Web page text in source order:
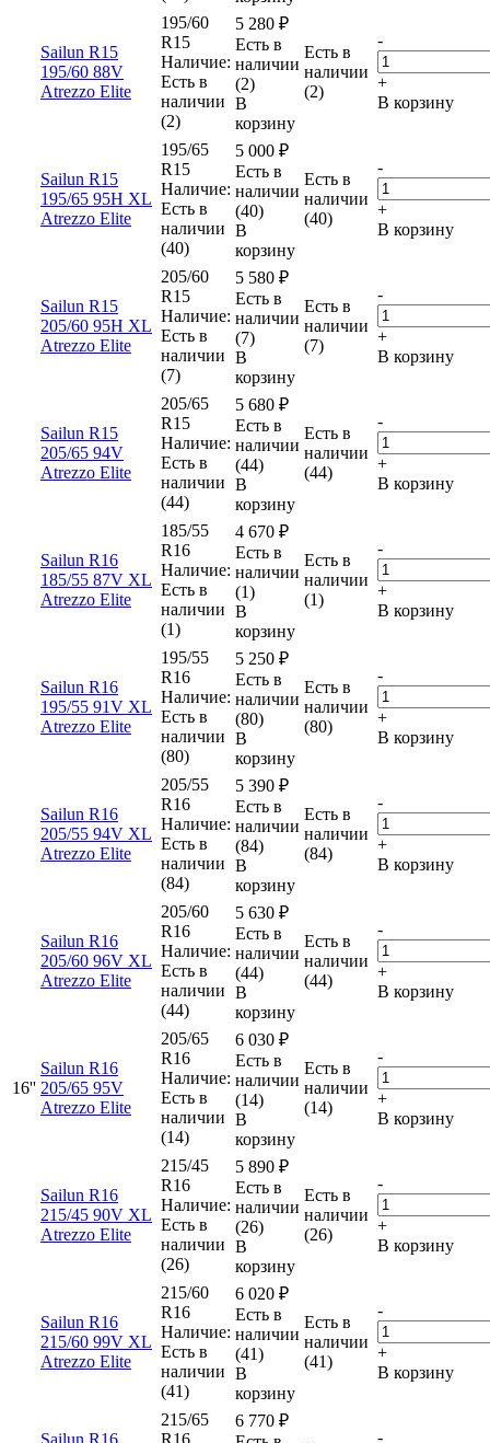
Sailun R15
195/60 88V
Atrezzo Elite
195/60
R15
Наличие:
Есть в
наличии
(2)
5 280 ₽
Есть в
наличии
(2)
В
корзину
Есть в
наличии
(2)
-
+
В корзину
Sailun R15
195/65 95H XL
Atrezzo Elite
195/65
R15
Наличие:
Есть в
наличии
(40)
5 000 ₽
Есть в
наличии
(40)
В
корзину
Есть в
наличии
(40)
-
+
В корзину
Sailun R15
205/60 95H XL
Atrezzo Elite
205/60
R15
Наличие:
Есть в
наличии
(7)
5 580 ₽
Есть в
наличии
(7)
В
корзину
Есть в
наличии
(7)
-
+
В корзину
Sailun R15
205/65 94V
Atrezzo Elite
205/65
R15
Наличие:
Есть в
наличии
(44)
5 680 ₽
Есть в
наличии
(44)
В
корзину
Есть в
наличии
(44)
-
+
В корзину
16''
Sailun R16
185/55 87V XL
Atrezzo Elite
185/55
R16
Наличие:
Есть в
наличии
(1)
4 670 ₽
Есть в
наличии
(1)
В
корзину
Есть в
наличии
(1)
-
+
В корзину
Sailun R16
195/55 91V XL
Atrezzo Elite
195/55
R16
Наличие:
Есть в
наличии
(80)
5 250 ₽
Есть в
наличии
(80)
В
корзину
Есть в
наличии
(80)
-
+
В корзину
Sailun R16
205/55 94V XL
Atrezzo Elite
205/55
R16
Наличие:
Есть в
наличии
(84)
5 390 ₽
Есть в
наличии
(84)
В
корзину
Есть в
наличии
(84)
-
+
В корзину
Sailun R16
205/60 96V XL
Atrezzo Elite
205/60
R16
Наличие:
Есть в
наличии
(44)
5 630 ₽
Есть в
наличии
(44)
В
корзину
Есть в
наличии
(44)
-
+
В корзину
Sailun R16
205/65 95V
Atrezzo Elite
205/65
R16
Наличие:
Есть в
наличии
(14)
6 030 ₽
Есть в
наличии
(14)
В
корзину
Есть в
наличии
(14)
-
+
В корзину
Sailun R16
215/45 90V XL
Atrezzo Elite
215/45
R16
Наличие:
Есть в
наличии
(26)
5 890 ₽
Есть в
наличии
(26)
В
корзину
Есть в
наличии
(26)
-
+
В корзину
Sailun R16
215/60 99V XL
Atrezzo Elite
215/60
R16
Наличие:
Есть в
наличии
(41)
6 020 ₽
Есть в
наличии
(41)
В
корзину
Есть в
наличии
(41)
-
+
В корзину
Sailun R16
215/65
R16
6 770 ₽
-